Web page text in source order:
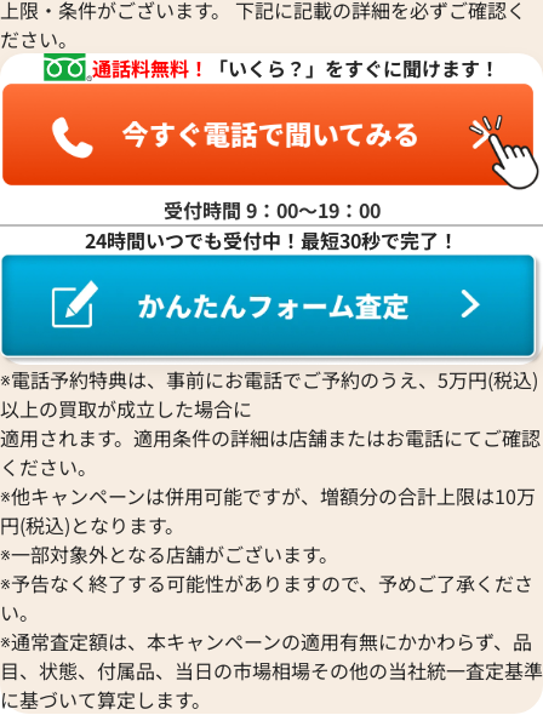
上限・条件がございます。 下記に記載の詳細を必ずご確認く
ださい。
通話料無料！
「いくら？」をすぐに聞けます！
受付時間 9：00〜19：00
24時間いつでも受付中！最短30秒で完了！
※電話予約特典は、事前にお電話でご予約のうえ、5万円(税込)
以上の買取が成立した場合に
適用されます。適用条件の詳細は店舗またはお電話にてご確認
ください。
※他キャンペーンは併用可能ですが、増額分の合計上限は10万
円(税込)となります。
※一部対象外となる店舗がございます。
※予告なく終了する可能性がありますので、予めご了承くださ
い。
※通常査定額は、本キャンペーンの適用有無にかかわらず、品
目、状態、付属品、当日の市場相場その他の当社統一査定基準
に基づいて算定します。